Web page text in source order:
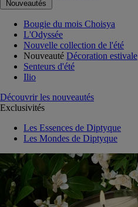
Nouveautés
Bougie du mois Choisya
L'Odyssée
Nouvelle collection de l'été
Nouveauté Décoration estivale
Senteurs d'été
Ilio
Découvrir les nouveautés
Exclusivités
Les Essences de Diptyque
Les Mondes de Diptyque